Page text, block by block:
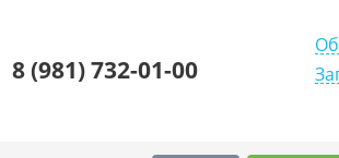
8 (981) 732-01-00